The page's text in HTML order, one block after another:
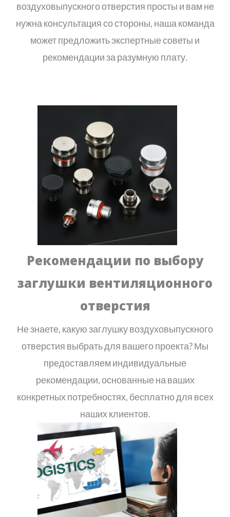
воздуховыпускного отверстия просты и вам не
нужна консультация со стороны, наша команда
может предложить экспертные советы и
рекомендации за разумную плату.
Рекомендации по выбору
заглушки вентиляционного
отверстия
Не знаете, какую заглушку воздуховыпускного
отверстия выбрать для вашего проекта? Мы
предоставляем индивидуальные
рекомендации, основанные на ваших
конкретных потребностях, бесплатно для всех
наших клиентов.